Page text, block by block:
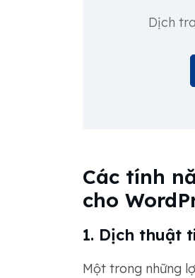
Dịch
Các tính
cho
1. Dịch thuật
Một trong những